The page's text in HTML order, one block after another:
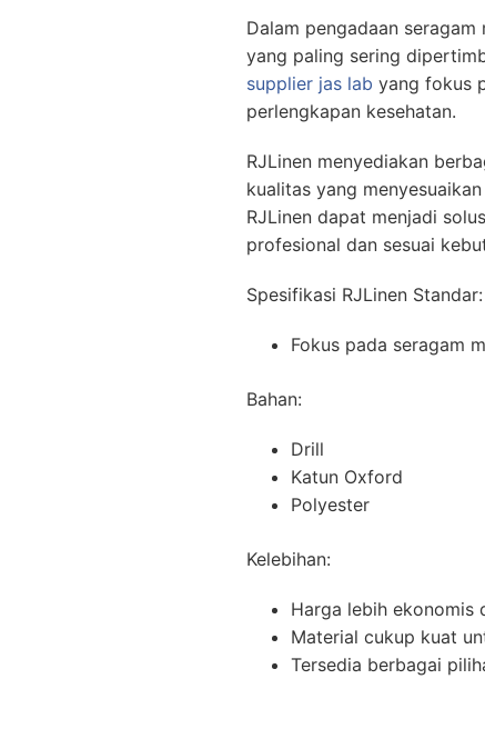
Dalam pengadaan
yang paling sering
supplier jas lab yang fokus
perlengkapan kesehatan.
RJLinen menyediakan
kualitas yang
RJLinen dapat menjadi
profesional dan sesuai
Spesifikasi RJLinen Standar:
Fokus pada seragam
Bahan:
Drill
Katun Oxford
Polyester
Kelebihan:
Harga lebih ekonomis
Material cukup kuat
Tersedia berbagai